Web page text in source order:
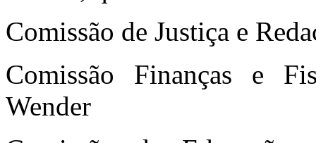
Comissão de Justiça e
Comissão Finanças e
Wender